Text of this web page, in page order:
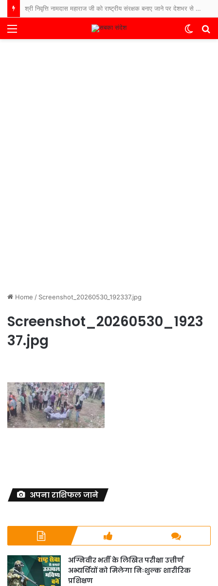
श्री निवृत्ति नामदास महाराज जी को राष्ट्रीय संरक्षक बनाए जाने पर देशभर से बधाइयों का तांता
Menu
Switch
Home / Screenshot_20260530_192337.jpg
Screenshot_20260530_1923
37.jpg
अपना राशिफल जाने
अग्निवीर भर्ती के लिखित परीक्षा उत्तीर्ण
अभ्यर्थियों को मिलेगा निःशुल्क शारीरिक
प्रशिक्षण